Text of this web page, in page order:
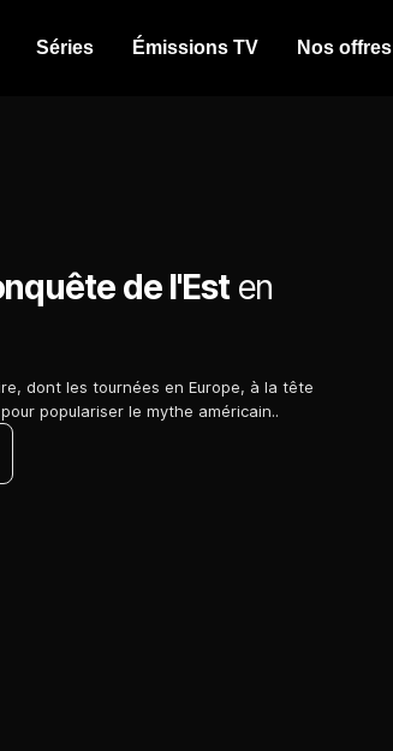
Séries Émissions TV Nos offres
de l'Esten
dont les tournées en Europe, à la tête
populariser le mythe américain..